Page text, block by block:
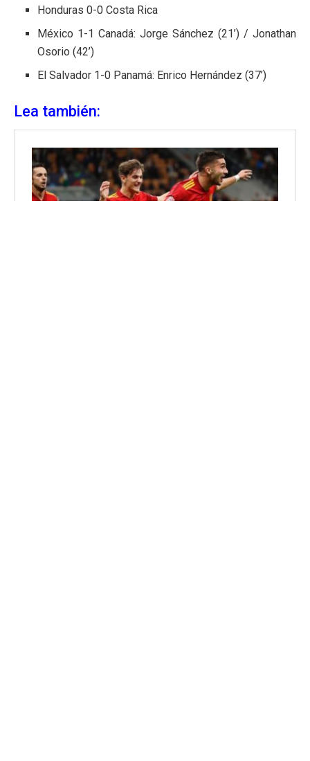
Honduras 0-0 Costa Rica
México 1-1 Canadá: Jorge Sánchez (21’) / Jonathan
Osorio (42’)
El Salvador 1-0 Panamá: Enrico Hernández (37’)
Lea también: